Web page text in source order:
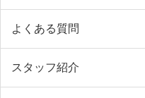
よくある質問
スタッフ紹介